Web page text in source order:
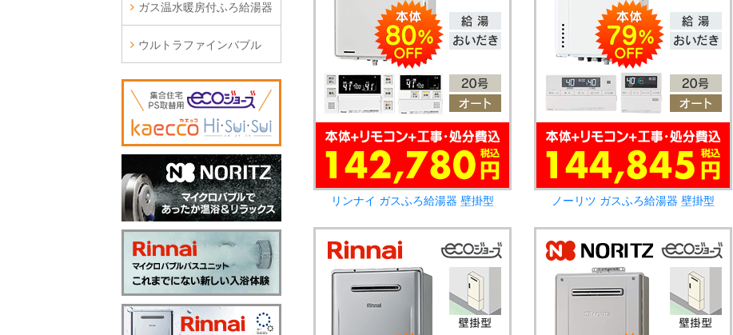
リンナイ ガスふろ給湯器 壁掛型 ノーリツ ガスふろ給湯器 壁掛型
ガス温水暖房付ふろ給湯器
ウルトラファインバブル